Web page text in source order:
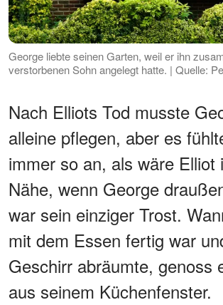
George liebte seinen Garten, weil er ihn
verstorbenen Sohn angelegt hatte. | Quelle:
Nach Elliots Tod musste
alleine pflegen, aber es
immer so an, als wäre Elliot
Nähe, wenn George
war sein einziger Trost.
mit dem Essen fertig war
Geschirr abräumte, genoss
aus seinem Küchenfenster.